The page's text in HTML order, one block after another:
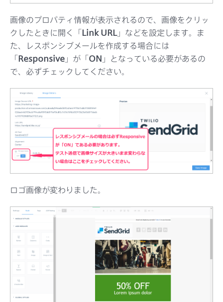
画像のプロパティ情報が表示されるので、画像をクリッ
クしたときに開く「Link URL」などを設定します。ま
た、レスポンシブメールを作成する場合には
「Responsive 」が「ON 」となっている必要があるの
で、必ずチェックしてください。
ロゴ画像が変わりました。